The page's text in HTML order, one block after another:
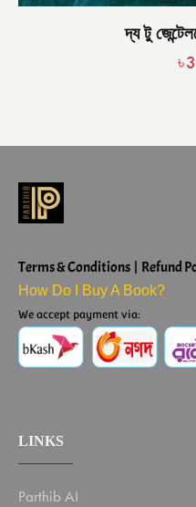
দ্য টু
৳
Terms & Conditions | Refund
How Do I Buy A Book?
We accept payment via:
LINKS
Parthib AI